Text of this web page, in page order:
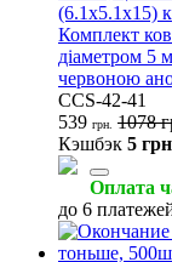
(6.1x5.1x15)
Комплект
діаметром 5
червоною
CCS-42-41
539 грн.
1078
Кэшбэк 5 грн
Оплата
до 6